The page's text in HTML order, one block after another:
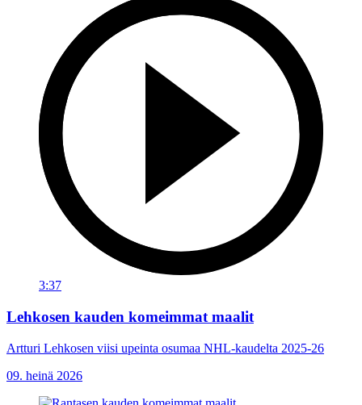
3:37
Lehkosen kauden komeimmat maalit
Artturi Lehkosen viisi upeinta osumaa NHL-kaudelta 2025-26
09. heinä 2026